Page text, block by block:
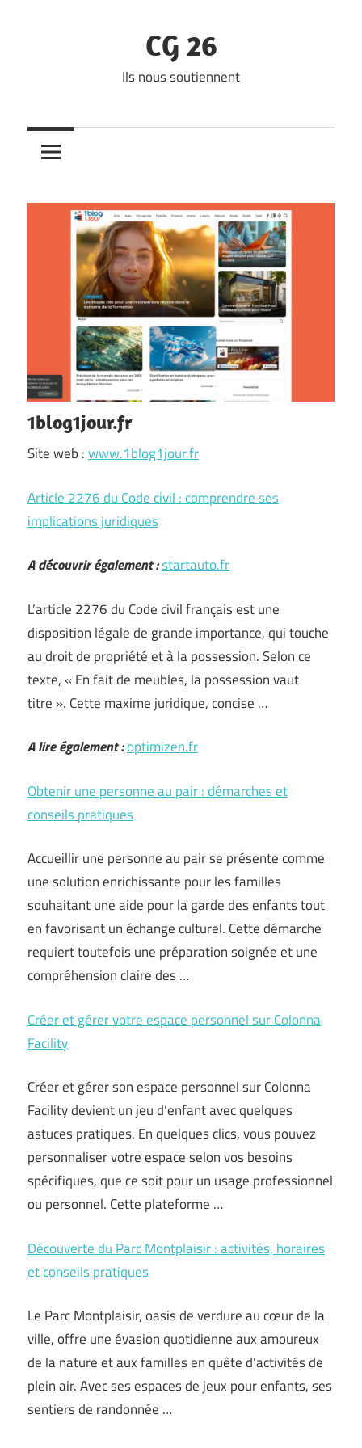
CG 26
Ils nous soutiennent
1blog1jour.fr
Site web :www.1blog1jour.fr
Article 2276 du Code civil : comprendre ses
implications juridiques
A découvrir également :startauto.fr
L’article 2276 du Code civil français est une
disposition légale de grande importance, qui touche
au droit de propriété et à la possession. Selon ce
texte, « En fait de meubles, la possession vaut
titre ». Cette maxime juridique, concise …
A lire également :optimizen.fr
Obtenir une personne au pair : démarches et
conseils pratiques
Accueillir une personne au pair se présente comme
une solution enrichissante pour les familles
souhaitant une aide pour la garde des enfants tout
en favorisant un échange culturel. Cette démarche
requiert toutefois une préparation soignée et une
compréhension claire des …
Créer et gérer votre espace personnel sur Colonna
Facility
Créer et gérer son espace personnel sur Colonna
Facility devient un jeu d’enfant avec quelques
astuces pratiques. En quelques clics, vous pouvez
personnaliser votre espace selon vos besoins
spécifiques, que ce soit pour un usage professionnel
ou personnel. Cette plateforme …
Découverte du Parc Montplaisir : activités, horaires
et conseils pratiques
Le Parc Montplaisir, oasis de verdure au cœur de la
ville, offre une évasion quotidienne aux amoureux
de la nature et aux familles en quête d’activités de
plein air. Avec ses espaces de jeux pour enfants, ses
sentiers de randonnée …